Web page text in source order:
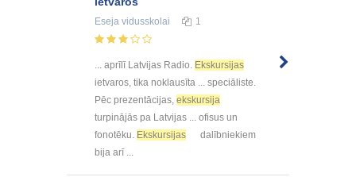
Eseja vidusskolai 1
... aprīlī Latvijas Radio. Ekskursijas
ietvaros, tika noklausīta ... speciāliste.
Pēc prezentācijas, ekskursija
turpinājās pa Latvijas ... ofisus un
fonotēku. Ekskursijas
dalībniekiem
bija arī ...